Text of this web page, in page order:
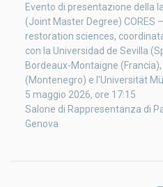
Evento di presentazione della
(Joint Master Degree) CORES
restoration sciences,
con la Universidad de Sevilla
Bordeaux-Montaigne
(Montenegro) e l'Universität
5 maggio 2026, ore 17:15
Salone di Rappresentanza di
Genova